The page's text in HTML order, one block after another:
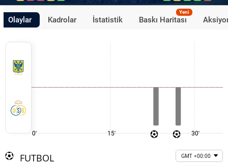
Olaylar Kadrolar İstatistik Baskı Haritası
Yeni
0' 15' 30'
FUTBOL GMT +00:00